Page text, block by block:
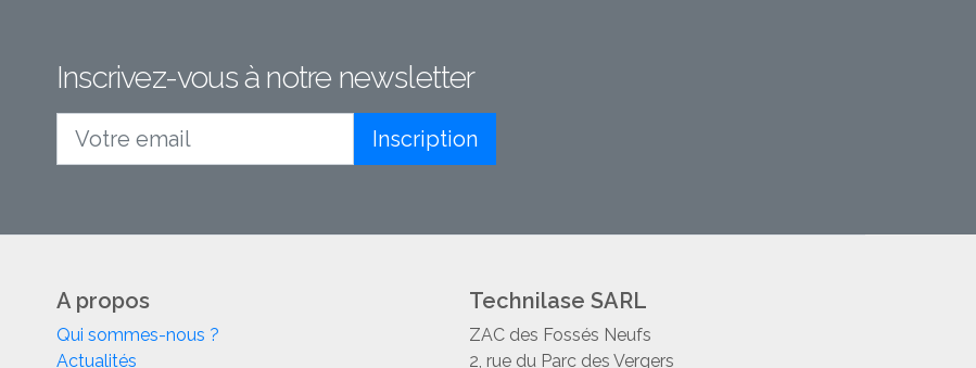
Inscrivez-vous à notre newsletter
Votre email Inscription
A propos
Qui sommes-nous ?
Actualités
Technilase SARL
ZAC des Fossés Neufs
2, rue du Parc des Vergers